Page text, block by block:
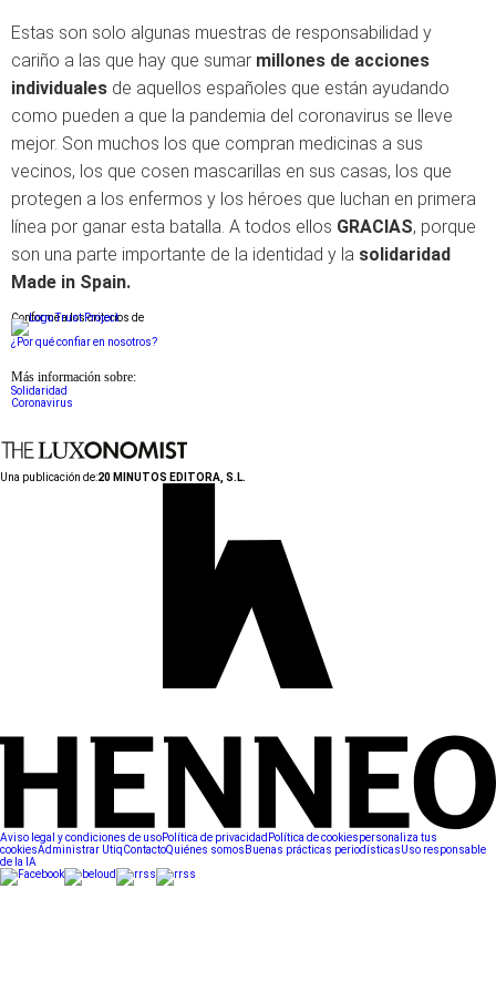
Estas son solo algunas muestras de responsabilidad y
cariño a las que hay que sumar millones de acciones
individuales de aquellos españoles que están ayudando
como pueden a que la pandemia del coronavirus se lleve
mejor. Son muchos los que compran medicinas a sus
vecinos, los que cosen mascarillas en sus casas, los que
protegen a los enfermos y los héroes que luchan en primera
línea por ganar esta batalla. A todos ellos GRACIAS, porque
son una parte importante de la identidad y la solidaridad
Made in Spain.
Conforme a los criterios de
¿Por qué confiar en nosotros?
Más información sobre:
Solidaridad
Coronavirus
Una publicación de:20 MINUTOS EDITORA, S.L.
Aviso legal y condiciones de usoPolítica de privacidad Política de cookiespersonaliza tus
cookiesAdministrar UtiqContactoQuiénes somos Buenas prácticas periodísticasUso responsable
de la IA